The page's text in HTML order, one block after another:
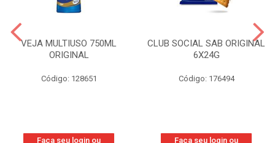
VEJA MULTIUSO 750ML
ORIGINAL
Código: 128651
Faça seu login ou
CLUB SOCIAL SAB ORIGINAL
6X24G
Código: 176494
Faça seu login ou